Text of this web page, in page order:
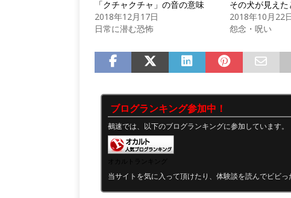
「クチャクチャ」の音の意味
2018年12月17日
日常に潜む恐怖
その犬が見えた
2018年10月22
怨念・呪い
ブログランキング参加中！
鵺速では、以下のブログランキングに参加しています。
当サイトを気に入って頂けたり、体験談を読んでビビ